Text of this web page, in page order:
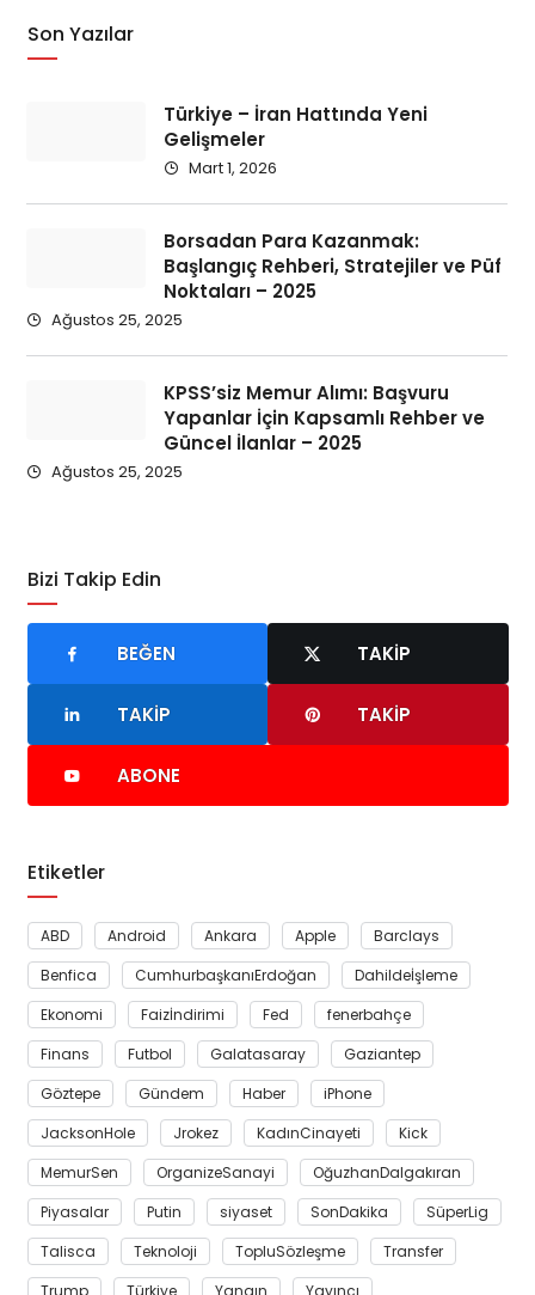
Son Yazılar
Türkiye – İran Hattında Yeni
Gelişmeler
Mart 1, 2026
Borsadan Para Kazanmak:
Başlangıç Rehberi, Stratejiler ve Püf
Noktaları – 2025
Ağustos 25, 2025
KPSS’siz Memur Alımı: Başvuru
Yapanlar İçin Kapsamlı Rehber ve
Güncel İlanlar – 2025
Ağustos 25, 2025
Bizi Takip Edin
BEĞEN TAKIP
TAKIP TAKIP
ABONE
Etiketler
ABD Android Ankara Apple
Barclays
Benfica
CumhurbaşkanıErdoğan
Dahildeİşleme
Ekonomi
Faizİndirimi Fed
fenerbahçe
Finans
Futbol Galatasaray
Gaziantep
Göztepe
Gündem Haber
iPhone
JacksonHole
Jrokez KadınCinayeti
Kick
MemurSen
OrganizeSanayi
OğuzhanDalgakıran
Piyasalar
Putin siyaset SonDakika
SüperLig
Talisca
Teknoloji TopluSözleşme
Transfer